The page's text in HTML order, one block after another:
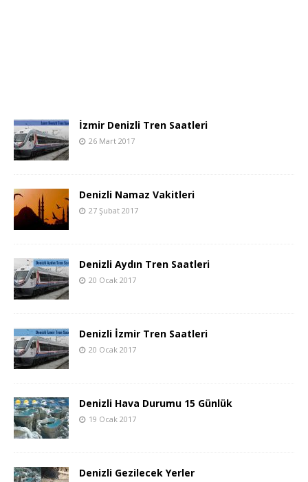
İzmir Denizli Tren Saatleri
26 Mart 2017
Denizli Namaz Vakitleri
27 Şubat 2017
Denizli Aydın Tren Saatleri
20 Ocak 2017
Denizli İzmir Tren Saatleri
20 Ocak 2017
Denizli Hava Durumu 15 Günlük
19 Ocak 2017
Denizli Gezilecek Yerler